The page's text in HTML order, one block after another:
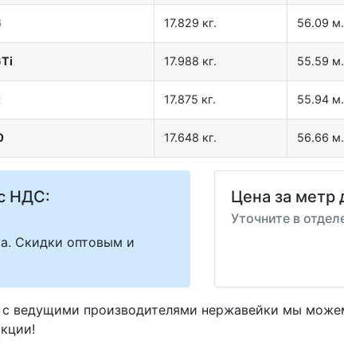
17.829 кг. 56.09 м.
17.988 кг. 55.59 м.
17.875 кг. 55.94 м.
17.648 кг. 56.66 м.
НДС:
Скидки оптовым и
Цена за метр
Уточните в
с ведущими производителями нержавейки мы